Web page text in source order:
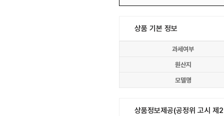
상품 기본 정보
과세여부
원산지
모델명
상품정보제공(공정위 고시